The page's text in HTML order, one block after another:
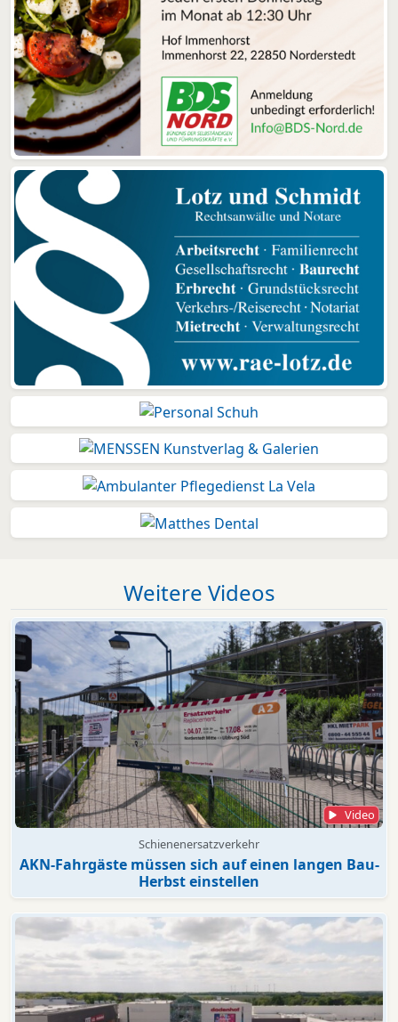
Weitere Videos
Video
Schienenersatzverkehr
AKN-Fahrgäste müssen sich auf einen langen Bau-
Herbst einstellen